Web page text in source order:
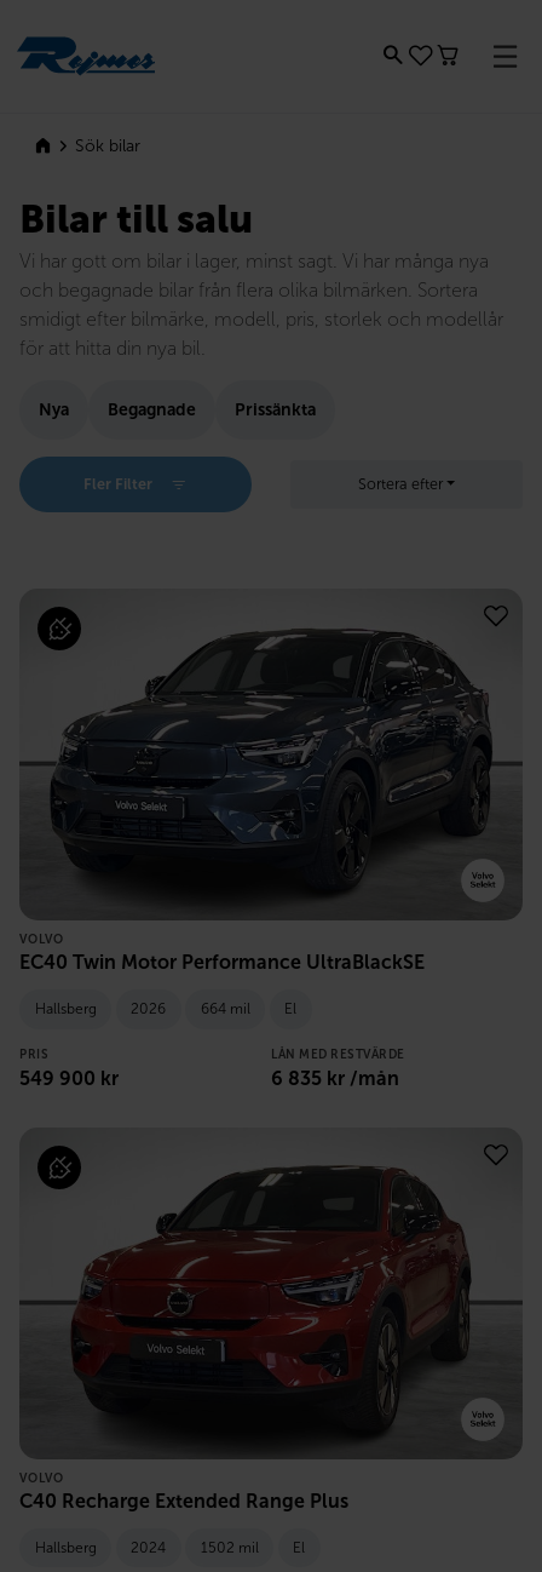
Sök bilar
Bilar till salu
Vi har gott om bilar i lager, minst sagt. Vi har många nya
och begagnade bilar från flera olika bilmärken. Sortera
smidigt efter bilmärke, modell, pris, storlek och modellår
för att hitta din nya bil.
Nya Begagnade Prissänkta
Fler Filter Sortera efter
VOLVO
EC40 Twin Motor Performance UltraBlackSE
Hallsberg 2026 664 mil El
PRIS
549 900 kr
LÅN MED RESTVÄRDE
6 835 kr /mån
VOLVO
C40 Recharge Extended Range Plus
Hallsberg 2024 1502 mil El